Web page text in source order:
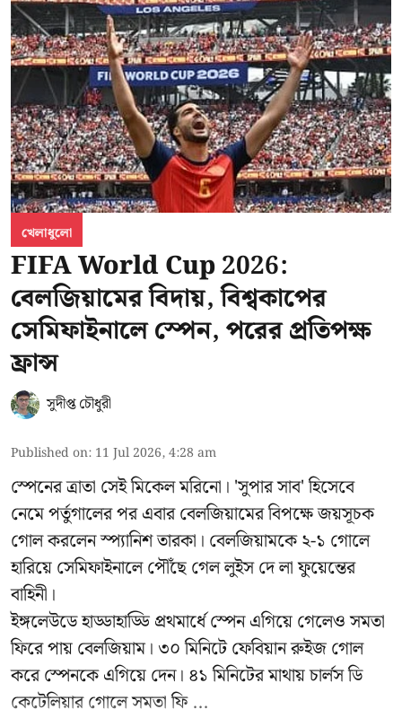
খেলাধুলো
FIFA World Cup 2026:
বেলজিয়ামের বিদায়, বিশ্বকাপের
সেমিফাইনালে স্পেন, পরের প্রতিপক্ষ
ফ্রান্স
সুদীপ্ত চৌধুরী
Published on: 11 Jul 2026, 4:28 am
স্পেনের ত্রাতা সেই মিকেল মরিনো। 'সুপার সাব' হিসেবে
নেমে পর্তুগালের পর এবার বেলজিয়ামের বিপক্ষে জয়সূচক
গোল করলেন স্প্যানিশ তারকা। বেলজিয়ামকে ২-১ গোলে
হারিয়ে সেমিফাইনালে পৌঁছে গেল লুইস দে লা ফুয়েন্তের
বাহিনী।
ইঙ্গলেউডে হাড্ডাহাড্ডি প্রথমার্ধে স্পেন এগিয়ে গেলেও সমতা
ফিরে পায় বেলজিয়াম। ৩০ মিনিটে ফেবিয়ান রুইজ গোল
করে স্পেনকে এগিয়ে দেন। ৪১ মিনিটের মাথায় চার্লস ডি
কেটেলিয়ার গোলে সমতা ফি ...